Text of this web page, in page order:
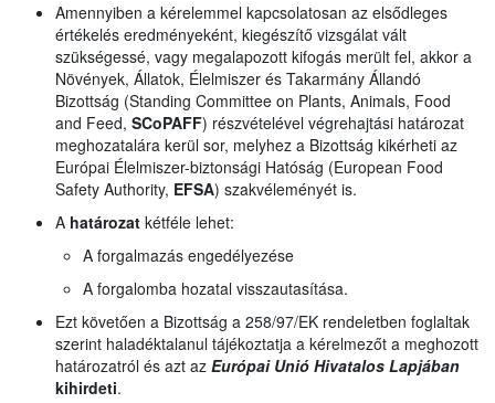
Amennyiben a kérelemmel kapcsolatosan az elsődleges
értékelés eredményeként, kiegészítő vizsgálat vált
szükségessé, vagy megalapozott kifogás merült fel, akkor a
Növények, Állatok, Élelmiszer és Takarmány Állandó
Bizottság (Standing Committee on Plants, Animals, Food
and Feed, SCoPAFF) részvételével végrehajtási határozat
meghozatalára kerül sor, melyhez a Bizottság kikérheti az
Európai Élelmiszer-biztonsági Hatóság (European Food
Safety Authority, EFSA) szakvéleményét is.
A határozat kétféle lehet:
A forgalmazás engedélyezése
A forgalomba hozatal visszautasítása.
Ezt követően a Bizottság a 258/97/EK rendeletben foglaltak
szerint haladéktalanul tájékoztatja a kérelmezőt a meghozott
határozatról és azt az Európai Unió Hivatalos Lapjában
kihirdeti.